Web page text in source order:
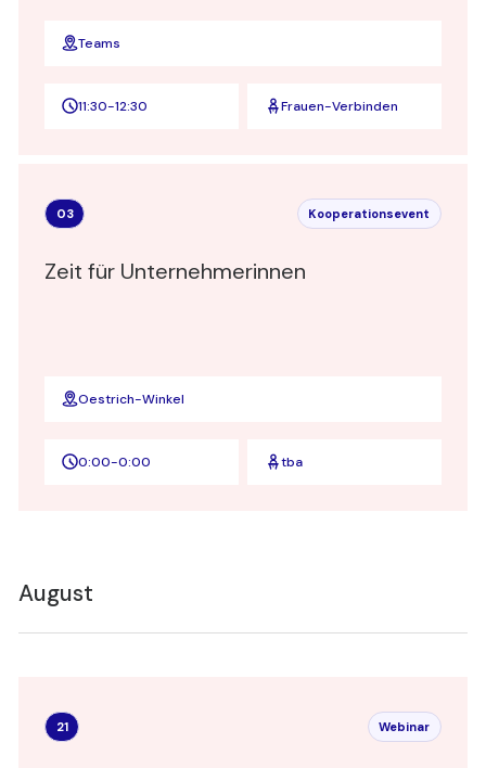
Teams
11:30-12:30 Frauen-Verbinden
03 Kooperationsevent
Zeit für Unternehmerinnen
Oestrich-Winkel
0:00-0:00 tba
August
21 Webinar